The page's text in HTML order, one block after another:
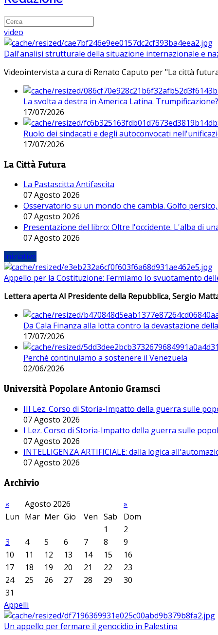
video
Dall'analisi strutturale della situazione internazionale e
Videointervista a cura di Renato Caputo per "La città
La svolta a destra in America Latina. Trumpificazione?
17/07/2026
Ruolo dei sindacati e degli autoconvocati
17/07/2026
La Città Futura
La Pastascitta Antifascita
07 Agosto 2026
Osservatorio su un mondo che cambia. Golfo
07 Agosto 2026
Presentazione del libro: Oltre l'occidente. L'alba di
07 Agosto 2026
Iniziative
Appello per la Costituzione: Fermiamo lo svuotamento
Lettera aperta Al Presidente della Repubblica, Sergio
Da Cala Finanza alla lotta contro la devastazione
17/07/2026
Perché continuiamo a sostenere il Venezuela
02/06/2026
Università Popolare Antonio Gramsci
III Lez. Corso di Storia-Impatto della guerra sulle
07 Agosto 2026
I Lez. Corso di Storia-Impatto della guerra sulle
07 Agosto 2026
INTELLIGENZA ARTIFICIALE: dalla logica
07 Agosto 2026
Archivio
« Agosto 2026
»
Lun Mar Mer Gio Ven Sab
Dom
1
2
3
4 5 6 7 8
9
10
11 12 13 14 15
16
17
18 19 20 21 22
23
24
25 26 27 28 29
30
31
Appelli
Un appello per fermare il genocidio in Palestina